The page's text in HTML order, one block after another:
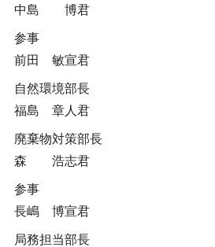
中島 博君
参事
前田 敏宣君
自然環境部長
福島 章人君
廃棄物対策部長
森 浩志君
参事
長嶋 博宣君
局務担当部長